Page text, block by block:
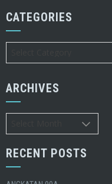
CATEGORIES
ARCHIVES
RECENT POSTS